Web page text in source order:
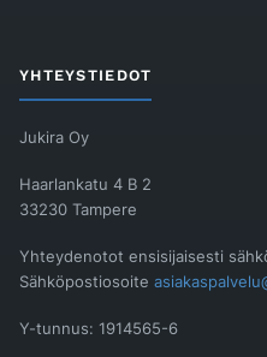
YHTEYSTIEDOT
Jukira Oy
Haarlankatu 4 B 2
33230 Tampere
Yhteydenotot ensisijaisesti
Sähköpostiosoite
Y-tunnus: 1914565-6